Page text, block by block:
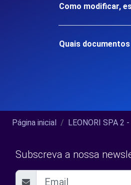
Como modificar,
Quais
Página inicial LEONORI SPA 2
Subscreva a nossa